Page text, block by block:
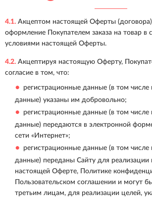
4.1. Акцептом настоящей Оферты (договора)
оформление Покупателем заказа на товар в
условиями настоящей Оферты.
4.2. Акцептируя настоящую Оферту,
согласие в том, что:
регистрационные данные (в том числе
данные) указаны им добровольно;
регистрационные данные (в том числе
данные) передаются в электронной
сети «Интернет»;
регистрационные данные (в том числе
данные) переданы Сайту для реализации
настоящей Оферте, Политике
Пользовательском соглашении и могут
третьим лицам, для реализации целей,